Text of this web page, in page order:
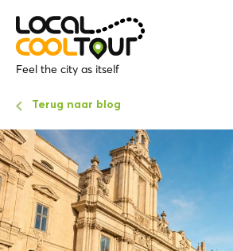
Feel the city as itself
Terug naar blog